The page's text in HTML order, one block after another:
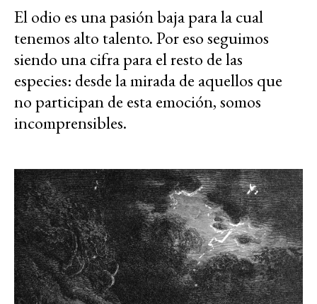
El odio es una pasión baja para la cual
tenemos alto talento. Por eso seguimos
siendo una cifra para el resto de las
especies: desde la mirada de aquellos que
no participan de esta emoción, somos
incomprensibles.